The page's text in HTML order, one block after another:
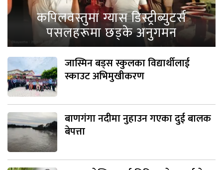
कपिलवस्तुमा ग्यास डिस्ट्रीब्युटर्स
पसलहरूमा छड्के अनुगमन
जास्मिन बड्स स्कुलका विद्यार्थीलाई
स्काउट अभिमुखीकरण
बाणगंगा नदीमा नुहाउन गएका दुई बालक
बेपत्ता